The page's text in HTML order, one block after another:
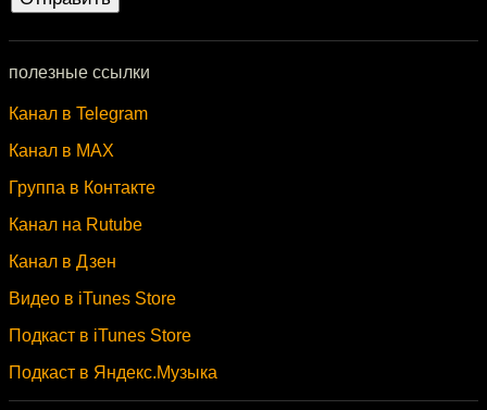
полезные ссылки
Канал в Telegram
Канал в MAX
Группа в Контакте
Канал на Rutube
Канал в Дзен
Видео в iTunes Store
Подкаст в iTunes Store
Подкаст в Яндекс.Музыка